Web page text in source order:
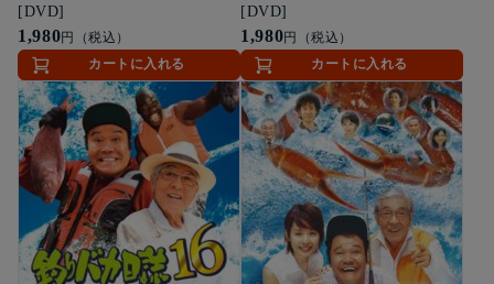
[DVD]
1,980円（税込）
カートに入れる
[DVD]
1,980円（税込）
カートに入れる